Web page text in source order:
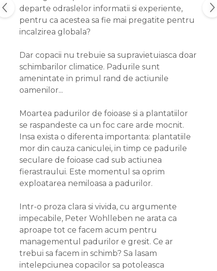
departe odraslelor informatii si experiente,
pentru ca acestea sa fie mai pregatite pentru
incalzirea globala?
Dar copacii nu trebuie sa supravietuiasca doar
schimbarilor climatice. Padurile sunt
amenintate in primul rand de actiunile
oamenilor...
Moartea padurilor de foioase si a plantatiilor
se raspandeste ca un foc care arde mocnit.
Insa exista o diferenta importanta: plantatiile
mor din cauza caniculei, in timp ce padurile
seculare de foioase cad sub actiunea
fierastraului. Este momentul sa oprim
exploatarea nemiloasa a padurilor.
Intr-o proza clara si vivida, cu argumente
impecabile, Peter Wohlleben ne arata ca
aproape tot ce facem acum pentru
managementul padurilor e gresit. Ce ar
trebui sa facem in schimb? Sa lasam
intelepciunea copacilor sa potoleasca